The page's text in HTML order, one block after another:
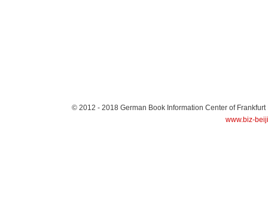
© 2012 - 2018 German Book Information Center of Frankfurt
www.biz-